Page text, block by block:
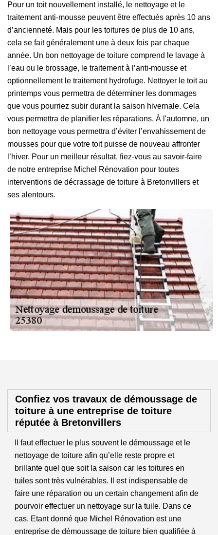
Pour un toit nouvellement installé, le nettoyage et le
traitement anti-mousse peuvent être effectués après 10 ans
d’ancienneté. Mais pour les toitures de plus de 10 ans,
cela se fait généralement une à deux fois par chaque
année. Un bon nettoyage de toiture comprend le lavage à
l’eau ou le brossage, le traitement à l’anti-mousse et
optionnellement le traitement hydrofuge. Nettoyer le toit au
printemps vous permettra de déterminer les dommages
que vous pourriez subir durant la saison hivernale. Cela
vous permettra de planifier les réparations. À l'automne, un
bon nettoyage vous permettra d’éviter l’envahissement de
mousses pour que votre toit puisse de nouveau affronter
l’hiver. Pour un meilleur résultat, fiez-vous au savoir-faire
de notre entreprise Michel Rénovation pour toutes
interventions de décrassage de toiture à Bretonvillers et
ses alentours.
Confiez vos travaux de démoussage de
toiture à une entreprise de toiture
réputée à Bretonvillers
Il faut effectuer le plus souvent le démoussage et le
nettoyage de toiture afin qu’elle reste propre et
brillante quel que soit la saison car les toitures en
tuiles sont très vulnérables. Il est indispensable de
faire une réparation ou un certain changement afin de
pourvoir effectuer un nettoyage sur la tuile. Dans ce
cas, Etant donné que Michel Rénovation est une
entreprise de démoussage de toiture bien qualifiée à